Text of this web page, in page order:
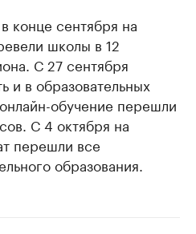
конце сентября на
школы в 12
С 27 сентября
и в образовательных
обучение перешли
С 4 октября на
перешли все
образования.